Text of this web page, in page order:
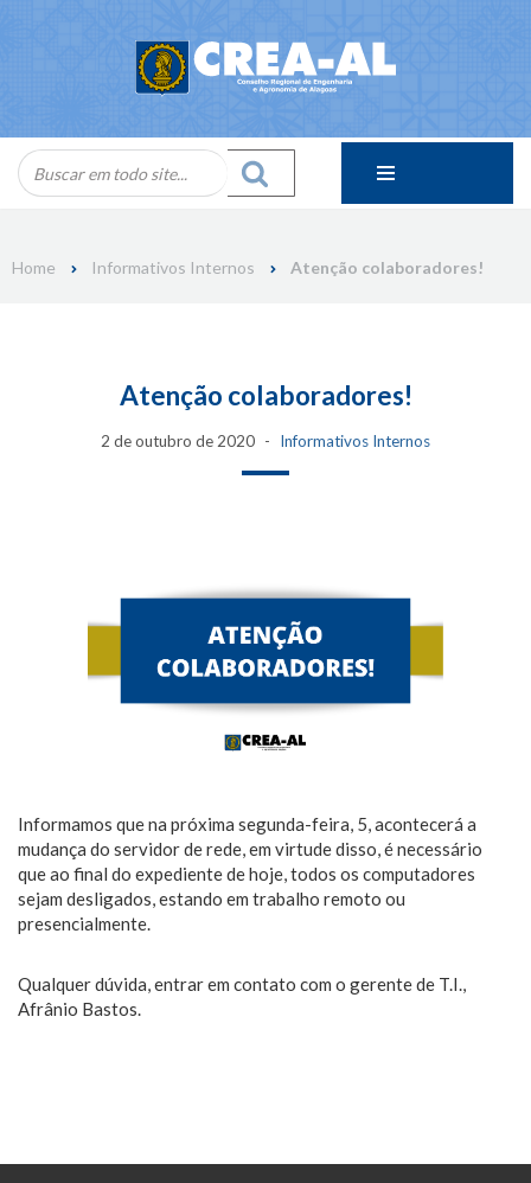
Home Informativos Internos Atenção colaboradores!
Atenção colaboradores!
2 de outubro de 2020 Informativos Internos
Informamos que na próxima segunda-feira, 5, acontecerá a
mudança do servidor de rede, em virtude disso, é necessário
que ao final do expediente de hoje, todos os computadores
sejam desligados, estando em trabalho remoto ou
presencialmente.
Qualquer dúvida, entrar em contato com o gerente de T.I.,
Afrânio Bastos.